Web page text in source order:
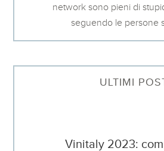
network sono pieni di
seguendo le persone
ULTIMI
Vinitaly 2023: